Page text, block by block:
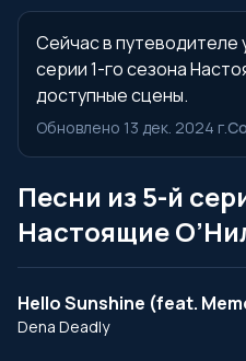
Сейчас в путеводителе
серии 1-го сезона
доступные сцены.
Обновлено 13 дек. 2024 г.
Песни из 5-й
Настоящие
Hello Sunshine (feat.
Dena Deadly